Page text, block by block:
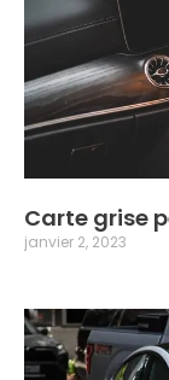
Carte grise
janvier 2, 2023